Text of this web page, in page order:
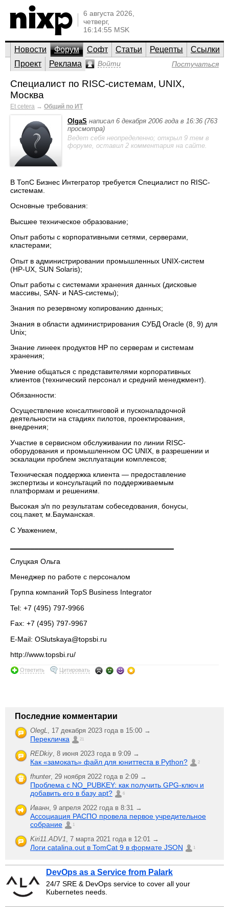
6 августа 2026,
четверг,
16:14:55 MSK
Новости Форум Софт Статьи Рецепты
Ссылки
Проект
Реклама Войти Постучаться
Специалист по RISC-системам, UNIX,
Москва
Et cetera → Общий по ИТ
OlgaS написал 6 декабря 2006 года в 16:36 (763
просмотра)
Ведет себя неопределенно; открыл 9 тем в
форуме, оставил 2 комментария на сайте.
В ТопС Бизнес Интегратор требуется Специалист по RISC-
системам.
Основные требования:
Высшее техническое образование;
Опыт работы с корпоративными сетями, серверами,
кластерами;
Опыт в администрировании промышленных UNIX-систем
(HP-UX, SUN Solaris);
Опыт работы с системами хранения данных (дисковые
массивы, SAN- и NAS-системы);
Знания по резервному копированию данных;
Знания в области администрирования СУБД Oracle (8, 9) для
Unix;
Знание линеек продуктов НР по серверам и системам
хранения;
Умение общаться с представителями корпоративных
клиентов (технический персонал и средний менеджмент).
Обязанности:
Осуществление консалтинговой и пусконаладочной
деятельности на стадиях пилотов, проектирования,
внедрения;
Участие в сервисном обслуживании по линии RISC-
оборудования и промышленном ОС UNIX, в разрешении и
эскалации проблем эксплуатации комплексов;
Техническая поддержка клиента — предоставление
экспертизы и консультаций по поддерживаемым
платформам и решениям.
Высокая з/п по результатам собеседования, бонусы,
соц.пакет, м.Бауманская.
С Уважением,
Слуцкая Ольга
Менеджер по работе с персоналом
Группа компаний TopS Business Integrator
Tel: +7 (495) 797-9966
Fax: +7 (495) 797-9967
E-Mail: OSlutskaya@topsbi.ru
http://www.topsbi.ru/
Ответить Цитировать
Последние комментарии
OlegL 17 декабря 2023 года в 15:00 →
Перекличка 21
REDkiy 8 июня 2023 года в 9:09 →
Как «замокать» файл для юниттеста в Python? 2
fhunter, 29 ноября 2022 года в 2:09 →
Проблема с NO_PUBKEY: как получить GPG-ключ и
добавить его в базу apt?
6
Иванн 9 апреля 2022 года в 8:31 →
Ассоциация РАСПО провела первое учредительное
собрание
1
Kiri11.ADV1 7 марта 2021 года в 12:01 →
Логи catalina.out в TomCat 9 в формате JSON 1
DevOps as a Service from Palark
24/7 SRE & DevOps service to cover all your
Kubernetes needs.